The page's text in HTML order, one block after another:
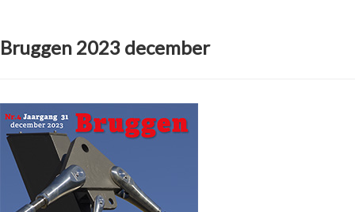
Bruggen 2023 december